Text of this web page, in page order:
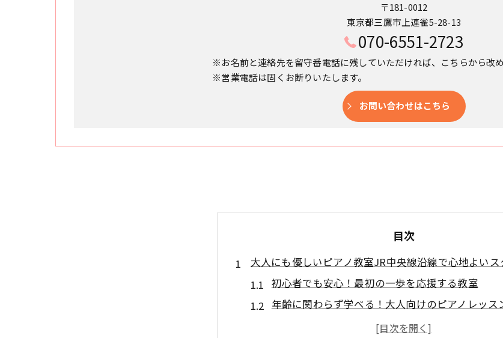
〒181-0012
東京都三鷹市上連雀5-28-13
070-6551-2723
※お名前と連絡先を留守番電話に残していただければ、こちらから改
※営業電話は固くお断りいたします。
お問い合わせはこちら
目次
大人にも優しいピアノ教室JR中央線沿線で心地よいス
初心者でも安心！最初の一歩を応援する教室
年齢に関わらず学べる！大人向けのピアノレッス
音楽の楽しさを再発見！心地よい学びの場